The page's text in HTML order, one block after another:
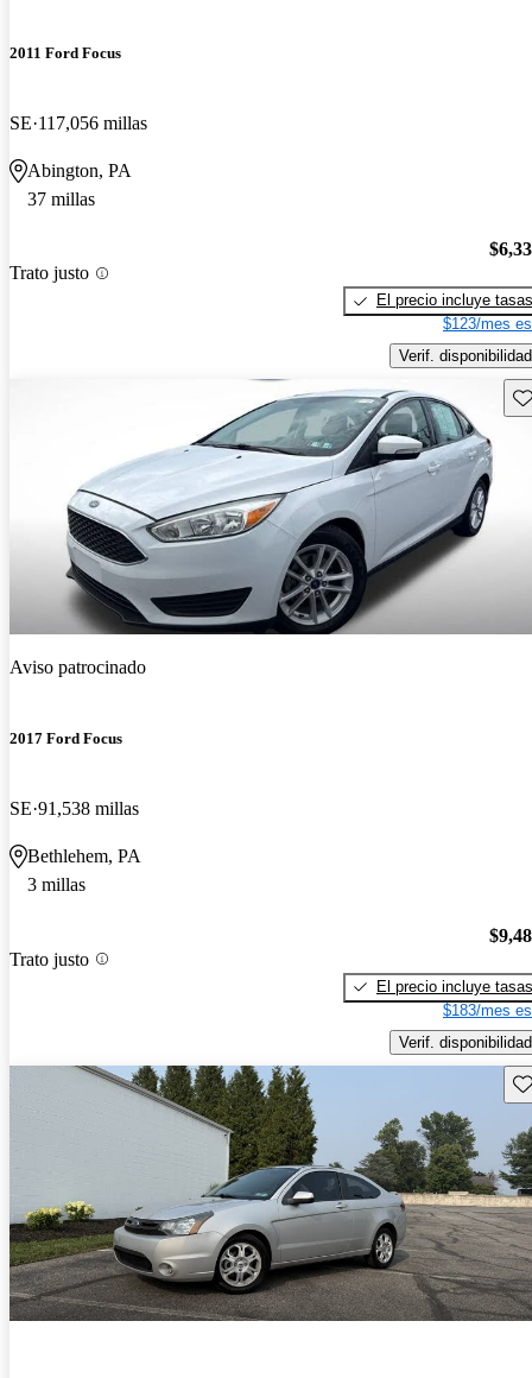
2011 Ford Focus
SE 117,056 millas
Abington, PA
37 millas
Trato justo
El precio incluye tasas
$123/mes
Verif. disponibilidad
Aviso patrocinado
2017 Ford Focus
SE 91,538 millas
Bethlehem, PA
3 millas
Trato justo
El precio incluye tasas
$183/mes
Verif. disponibilidad